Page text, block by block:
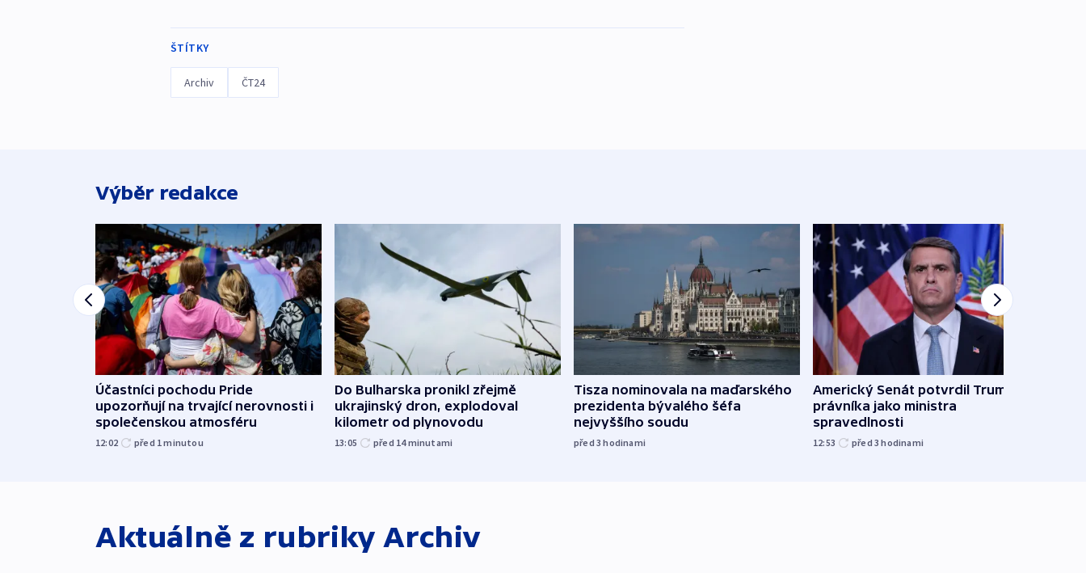
ŠTÍTKY
Archiv ČT24
Výběr redakce
Účastníci pochodu Pride
upozorňují na trvající nerovnosti i
společenskou atmosféru
12:02 před 1minutou
Do Bulharska pronikl zřejmě
ukrajinský dron, explodoval
kilometr od plynovodu
13:05 před 14minutami
Tisza nominovala na maďarského
prezidenta bývalého šéfa
nejvyššího soudu
před 3hodinami
Americký Senát potvrdil Trumpova
právníka jako ministra
spravedlnosti
12:53 před 3hodinami
Aktuálně z rubriky Archiv